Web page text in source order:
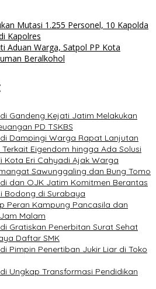
Mutasi 1.255 Personel, 10 Kapolda
Kapolres
Aduan Warga, Satpol PP Kota
Beralkohol
Gandeng Kejati Jatim Melakukan
PD TSKBS
Dampingi Warga Rapat Lanjutan
Eigendom hingga Ada Solusi
Kota Eri Cahyadi Ajak Warga
Sawunggaling dan Bung Tomo
dan OJK Jatim Komitmen Berantas
Bodong di Surabaya
Peran Kampung Pancasila dan
Malam
Gratiskan Penerbitan Surat Sehat
Daftar SMK
Pimpin Penertiban Jukir Liar di Toko
Ungkap Transformasi Pendidikan